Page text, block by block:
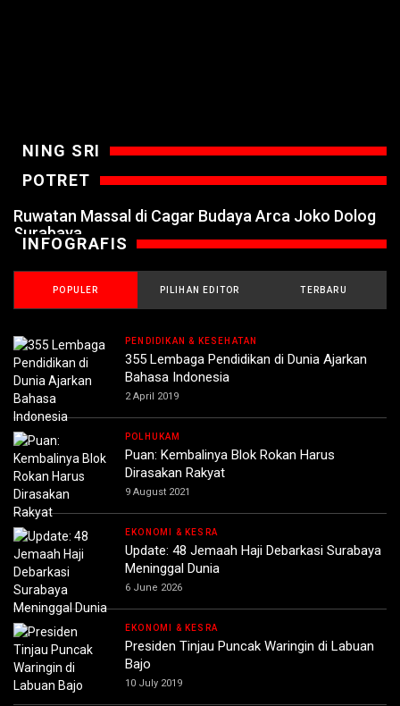
NING SRI
POTRET
Ruwatan Massal di Cagar Budaya Arca Joko Dolog
Surabaya
INFOGRAFIS
POPULER PILIHAN EDITOR TERBARU
PENDIDIKAN & KESEHATAN
355 Lembaga Pendidikan di Dunia Ajarkan
Bahasa Indonesia
2 April 2019
POLHUKAM
Puan: Kembalinya Blok Rokan Harus
Dirasakan Rakyat
9 August 2021
EKONOMI & KESRA
Update: 48 Jemaah Haji Debarkasi Surabaya
Meninggal Dunia
6 June 2026
EKONOMI & KESRA
Presiden Tinjau Puncak Waringin di Labuan
Bajo
10 July 2019